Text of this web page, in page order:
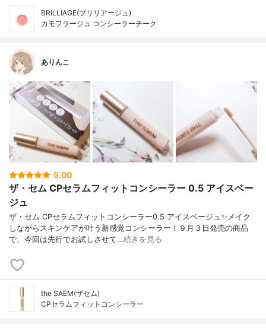
BRILLIAGE(ブリリアージュ)
カモフラージュ コンシーラーチーク
ありんこ
5.00
ザ・セム CPセラムフィットコンシーラー 0.5 アイスベー
ジュ
ザ・セム CPセラムフィットコンシーラー0.5 アイスベージュ✨メイク
しながらスキンケアが叶う新感覚コンシーラー！９月３日発売の商品
で、今回は先行でお試しさせて…続きを見る
the SAEM(ザセム)
CPセラムフィットコンシーラー